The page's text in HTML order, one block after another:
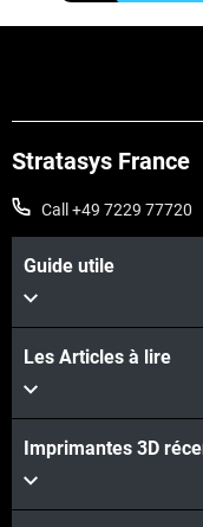
Stratasys France
Call +49 7229 77720
Guide utile
Les Articles à lire
Imprimantes 3D